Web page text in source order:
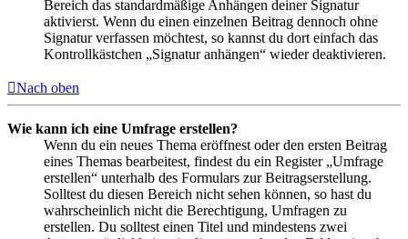
Bereich das standardmäßige Anhängen deiner Signatur
aktivierst. Wenn du einen einzelnen Beitrag dennoch ohne
Signatur verfassen möchtest, so kannst du dort einfach das
Kontrollkästchen „Signatur anhängen“ wieder deaktivieren.
Nach oben
Wie kann ich eine Umfrage erstellen?
Wenn du ein neues Thema eröffnest oder den ersten Beitrag
eines Themas bearbeitest, findest du ein Register „Umfrage
erstellen“ unterhalb des Formulars zur Beitragserstellung.
Solltest du diesen Bereich nicht sehen können, so hast du
wahrscheinlich nicht die Berechtigung, Umfragen zu
erstellen. Du solltest einen Titel und mindestens zwei